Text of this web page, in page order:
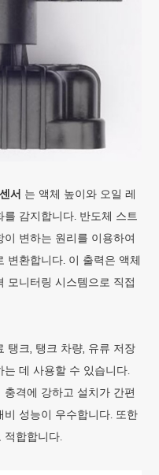
서 는 액체 높이와 오일 레
감지합니다. 반도체 스트
변하는 원리를 이용하여
변환합니다. 이 출력은 액체
모니터링 시스템으로 직접
탱크, 탱크 차량, 유류 저장
데 사용할 수 있습니다.
격에 강하고 설치가 간편
성능이 우수합니다. 또한
합합니다.